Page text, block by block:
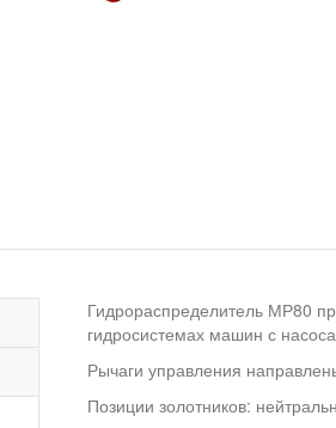
Гидрораспределитель МР80
гидросистемах машин с
Рычаги управления
Позиции золотников: